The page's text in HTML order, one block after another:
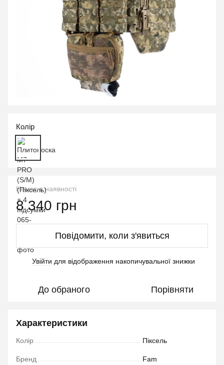
Колір
Немає в наявності
8 340 грн
Повідомити, коли з'явиться
Увійти для відображення накопичувальної знижки
До обраного Порівняти
Характеристики
Колір Піксель
Бренд Fam